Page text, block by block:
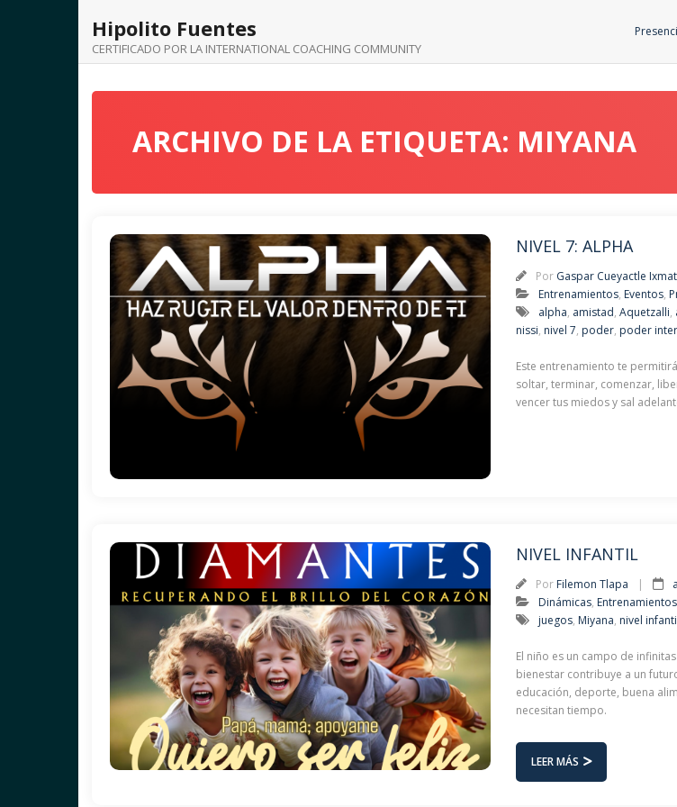
contenido
Hipolito Fuentes
CERTIFICADO POR LA INTERNATIONAL COACHING COMMUNITY
ARCHIVO DE LA ETIQUETA: MIYANA
NIVEL 7: ALPHA
Por Gaspar Cueyactle
Entrenamientos, Eventos,
alpha, amistad,Aquetzalli,
nissi, nivel 7, poder, poder
Este entrenamiento te
soltar, terminar, comenzar,
vencer tus miedos y sal
NIVEL INFANTIL
Por Filemon Tlapa
Dinámicas, Entrenamientos
juegos, Miyana, nivel
El niño es un campo de
bienestar contribuye a un
educación, deporte, buena
necesitan tiempo.
LEER MÁS